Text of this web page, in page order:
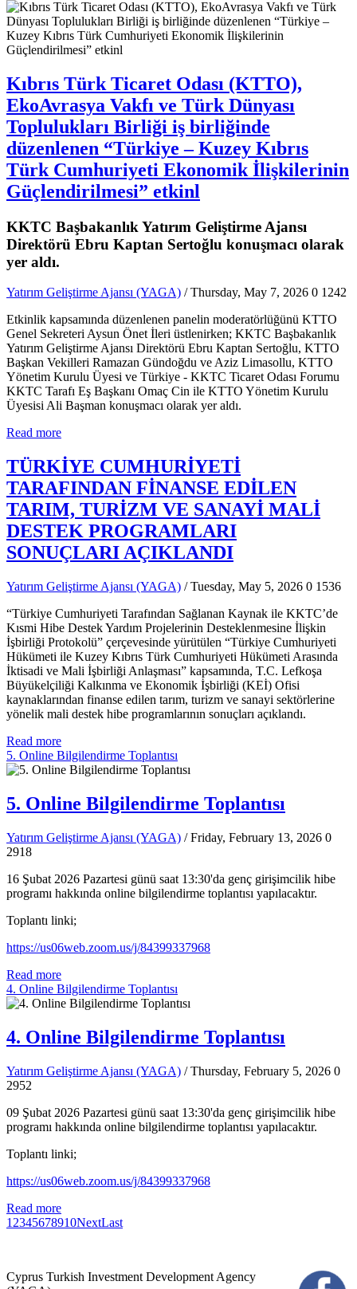
Kıbrıs Türk Ticaret Odası (KTTO),
EkoAvrasya Vakfı ve Türk Dünyası
Toplulukları Birliği iş birliğinde
düzenlenen “Türkiye – Kuzey Kıbrıs
Türk Cumhuriyeti Ekonomik İlişkilerinin
Güçlendirilmesi” etkinl
KKTC Başbakanlık Yatırım Geliştirme Ajansı
Direktörü Ebru Kaptan Sertoğlu konuşmacı olarak
yer aldı.
Yatırım Geliştirme Ajansı (YAGA) / Thursday, May 7, 2026 0 1242
Etkinlik kapsamında düzenlenen panelin moderatörlüğünü KTTO
Genel Sekreteri Aysun Önet İleri üstlenirken; KKTC Başbakanlık
Yatırım Geliştirme Ajansı Direktörü Ebru Kaptan Sertoğlu, KTTO
Başkan Vekilleri Ramazan Gündoğdu ve Aziz Limasollu, KTTO
Yönetim Kurulu Üyesi ve Türkiye - KKTC Ticaret Odası Forumu
KKTC Tarafı Eş Başkanı Omaç Cin ile KTTO Yönetim Kurulu
Üyesisi Ali Başman konuşmacı olarak yer aldı.
Read more
TÜRKİYE CUMHURİYETİ
TARAFINDAN FİNANSE EDİLEN
TARIM, TURİZM VE SANAYİ MALİ
DESTEK PROGRAMLARI
SONUÇLARI AÇIKLANDI
Yatırım Geliştirme Ajansı (YAGA) / Tuesday, May 5, 2026 0 1536
“Türkiye Cumhuriyeti Tarafından Sağlanan Kaynak ile KKTC’de
Kısmi Hibe Destek Yardım Projelerinin Desteklenmesine İlişkin
İşbirliği Protokolü” çerçevesinde yürütülen “Türkiye Cumhuriyeti
Hükümeti ile Kuzey Kıbrıs Türk Cumhuriyeti Hükümeti Arasında
İktisadi ve Mali İşbirliği Anlaşması” kapsamında, T.C. Lefkoşa
Büyükelçiliği Kalkınma ve Ekonomik İşbirliği (KEİ) Ofisi
kaynaklarından finanse edilen tarım, turizm ve sanayi sektörlerine
yönelik mali destek hibe programlarının sonuçları açıklandı.
Read more
5. Online Bilgilendirme Toplantısı
5. Online Bilgilendirme Toplantısı
Yatırım Geliştirme Ajansı (YAGA) / Friday, February 13, 2026 0
2918
16 Şubat 2026 Pazartesi günü saat 13:30'da genç girişimcilik hibe
programı hakkında online bilgilendirme toplantısı yapılacaktır.
Toplantı linki;
https://us06web.zoom.us/j/84399337968
Read more
4. Online Bilgilendirme Toplantısı
4. Online Bilgilendirme Toplantısı
Yatırım Geliştirme Ajansı (YAGA) / Thursday, February 5, 2026 0
2952
09 Şubat 2026 Pazartesi günü saat 13:30'da genç girişimcilik hibe
programı hakkında online bilgilendirme toplantısı yapılacaktır.
Toplantı linki;
https://us06web.zoom.us/j/84399337968
Read more
1 2345678910NextLast
Cyprus Turkish Investment Development Agency